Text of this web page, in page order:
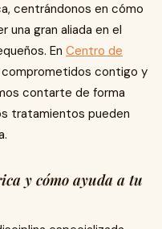
centrándonos en cómo
gran aliada en el
En Centro de
contigo y
contarte de forma
tratamientos pueden
y cómo ayuda a tu